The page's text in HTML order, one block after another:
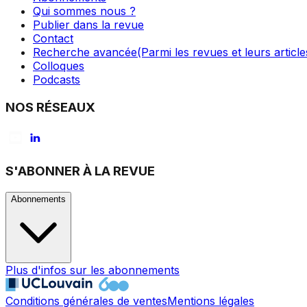
Qui sommes nous ?
Publier dans la revue
Contact
Recherche avancée(Parmi les revues et leurs
Colloques
Podcasts
NOS RÉSEAUX
S'ABONNER À LA REVUE
Abonnements
Plus d'infos sur les abonnements
Conditions générales de ventesMentions légales